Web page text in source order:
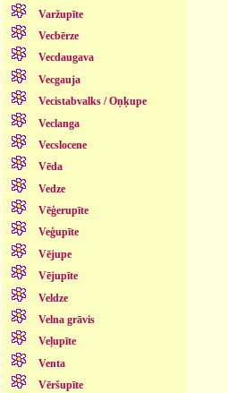
Varžupīte
Vecbērze
Vecdaugava
Vecgauja
Vecistabvalks / Oņķupe
Veclanga
Vecslocene
Vēda
Vedze
Vēģerupīte
Veģupīte
Vējupe
Vējupīte
Veldze
Velna grāvis
Veļupīte
Venta
Vēršupīte